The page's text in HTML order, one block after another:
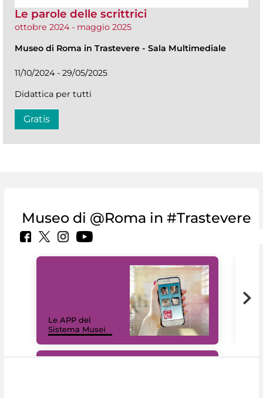
Le parole delle scrittrici
ottobre 2024 - maggio 2025
Museo di Roma in Trastevere - Sala Multimediale
11/10/2024 - 29/05/2025
Didattica per tutti
Gratis
Museo di @Roma in #Trastevere
Le APP del
Sistema Musei